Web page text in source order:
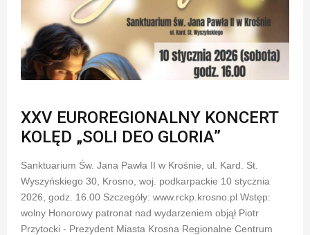
XXV EUROREGIONALNY KONCERT
KOLĘD „SOLI DEO GLORIA”
Sanktuarium Św. Jana Pawła II w Krośnie, ul. Kard. St.
Wyszyńskiego 30, Krosno, woj. podkarpackie 10 stycznia
2026, godz. 16.00 Szczegóły: www.rckp.krosno.pl Wstęp:
wolny Honorowy patronat nad wydarzeniem objął Piotr
Przytocki - Prezydent Miasta Krosna Regionalne Centrum